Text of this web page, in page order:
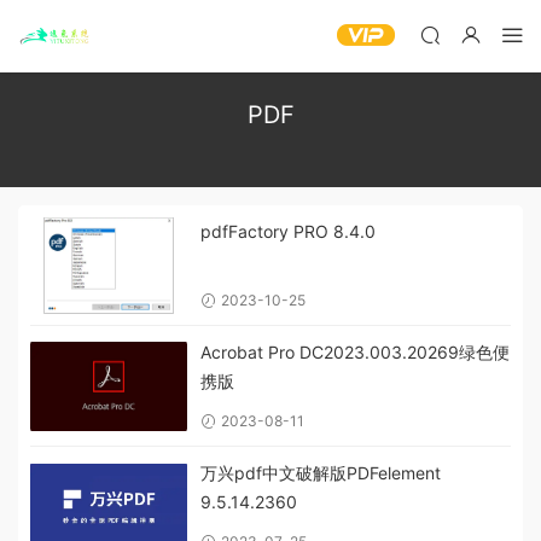
PDF
pdfFactory PRO 8.4.0
2023-10-25
Acrobat Pro DC2023.003.20269绿色便
携版
2023-08-11
万兴pdf中文破解版PDFelement
9.5.14.2360